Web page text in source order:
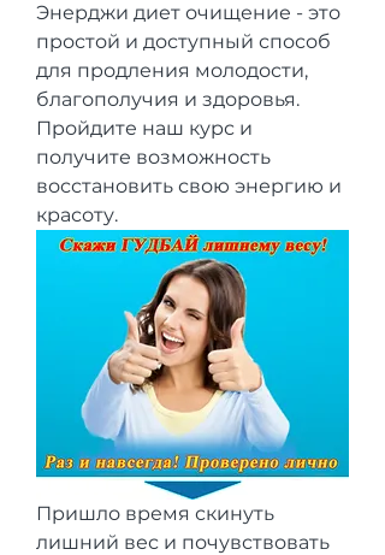
Энерджи диет очищение - это
простой и доступный способ
для продления молодости,
благополучия и здоровья.
Пройдите наш курс и
получите возможность
восстановить свою энергию и
красоту.
Пришло время скинуть
лишний вес и почувствовать